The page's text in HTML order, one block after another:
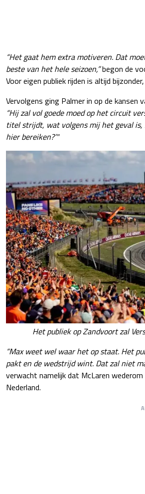
“Het gaat hem extra motiveren. Dat
beste van het hele seizoen,”begon de
Voor eigen publiek rijden is altijd
Vervolgens ging Palmer in op de kansen
“Hij zal vol goede moed op het circuit
titel strijdt, wat volgens mij het geval is,
hier bereiken?’"
Het publiek op Zandvoort zal
“Max weet wel waar het op staat. Het
pakt en de wedstrijd wint. Dat zal niet
verwacht namelijk dat McLaren
Nederland.